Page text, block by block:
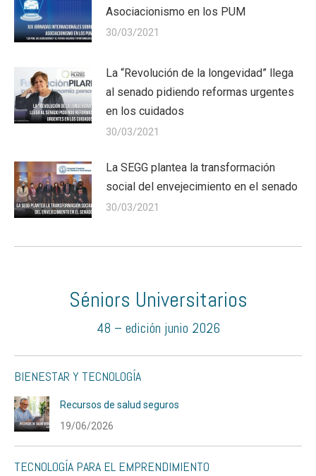
Asociacionismo en los PUM
30/03/2021
La “Revolución de la longevidad” llega
al senado pidiendo reformas urgentes
en los cuidados
30/03/2021
La SEGG plantea la transformación
social del envejecimiento en el senado
30/03/2021
Séniors Universitarios
48 – edición junio 2026
BIENESTAR Y TECNOLOGÍA
Recursos de salud seguros
19/06/2026
TECNOLOGÍA PARA EL EMPRENDIMIENTO